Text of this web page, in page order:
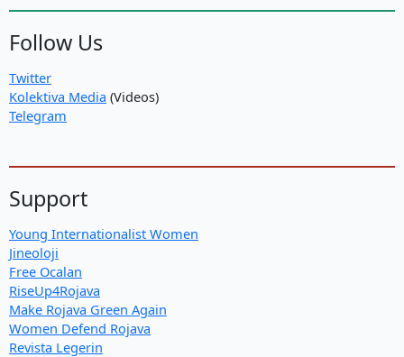
Follow Us
Twitter
Kolektiva Media (Videos)
Telegram
Support
Young Internationalist Women
Jineoloji
Free Ocalan
RiseUp4Rojava
Make Rojava Green Again
Women Defend Rojava
Revista Legerin